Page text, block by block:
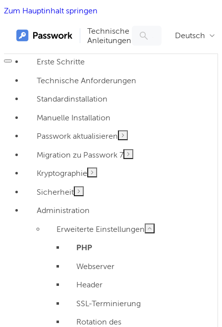
Zum Hauptinhalt springen
Technische
Anleitungen
Deutsch
Erste Schritte
Technische Anforderungen
Standardinstallation
Manuelle Installation
Passwork aktualisieren
Migration zu Passwork 7
Kryptographie
Sicherheit
Administration
Erweiterte Einstellungen
PHP
Webserver
Header
SSL-Terminierung
Rotation des